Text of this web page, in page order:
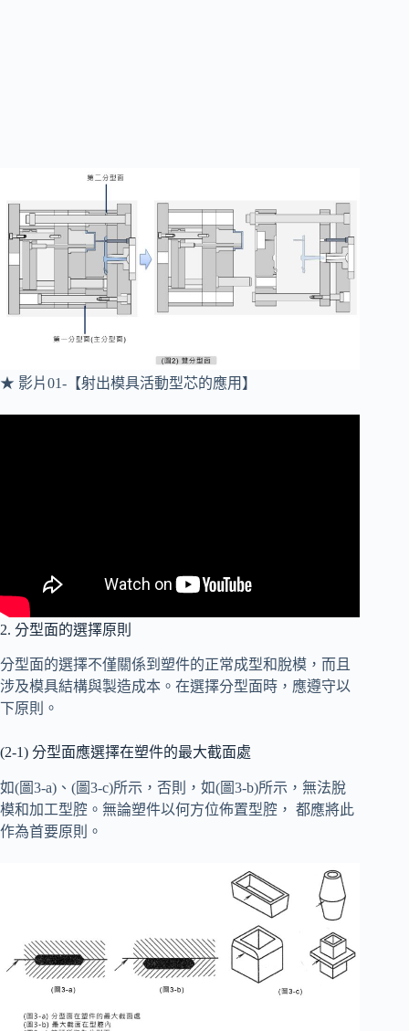
★ 影片01-【射出模具活動型芯的應用】
2. 分型面的選擇原則
分型面的選擇不僅關係到塑件的正常成型和脫模，而且
涉及模具結構與製造成本。在選擇分型面時，應遵守以
下原則。
(2-1) 分型面應選擇在塑件的最大截面處
如(圖3-a)、(圖3-c)所示，否則，如(圖3-b)所示，無法脫
模和加工型腔。無論塑件以何方位佈置型腔， 都應將此
作為首要原則。